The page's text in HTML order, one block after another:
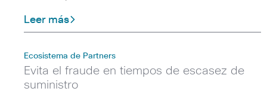
Leer más
Ecosistema de Partners
Evita el fraude en tiempos de escasez de
suministro